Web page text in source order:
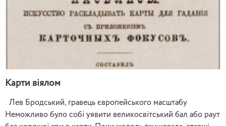
Карти віялом
Лев Бродський, гравець європейського масштабу
Неможливо було собі уявити великосвітський бал або раут